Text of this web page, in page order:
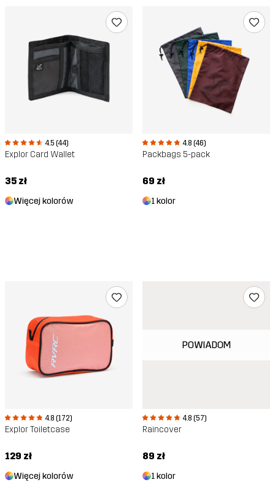
4.5 (44)
Explor Card Wallet
35 zł
Więcej kolorów
4.8 (46)
Packbags 5-pack
69 zł
1 kolor
4.8 (172)
Explor Toiletcase
129 zł
Więcej kolorów
POWIADOM
4.8 (57)
Raincover
89 zł
1 kolor